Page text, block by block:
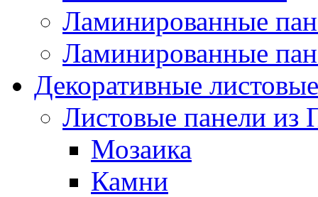
Ламинированные
Ламинированные
Декоративные
Листовые панели из
Мозаика
Камни